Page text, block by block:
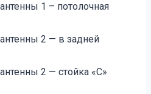
1 – потолочная
2 — в задней
2 — стойка «С»